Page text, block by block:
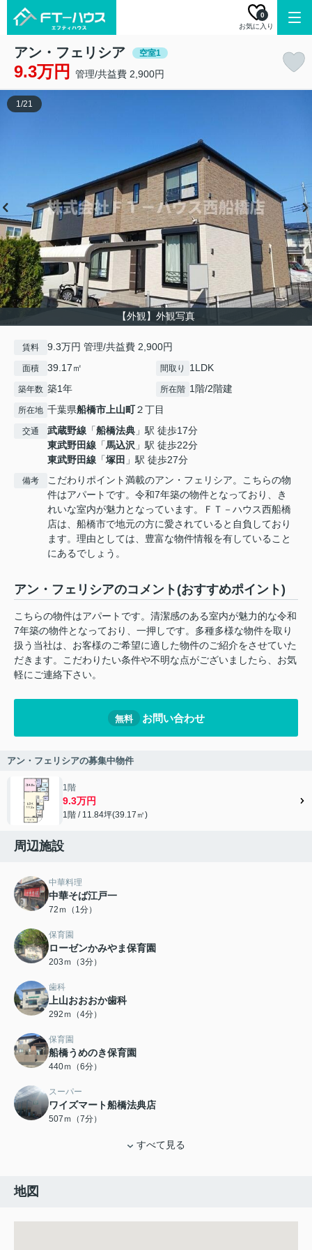
お気に入り
0
アン・フェリシア 空室1
9.3万円 管理/共益費 2,900円
【外観】外観写真
1/21
賃料 9.3万円 管理/共益費 2,900円
面積 39.17㎡ 間取り 1LDK
築年数 築1年 所在階 1階/2階建
所在地 千葉県船橋市上山町２丁目
交通 武蔵野線 「船橋法典 」駅 徒歩17分
東武野田線 「馬込沢 」駅 徒歩22分
東武野田線 「塚田 」駅 徒歩27分
備考
こだわりポイント満載のアン・フェリシア。こちらの物
件はアパートです。令和7年築の物件となっており、き
れいな室内が魅力となっています。ＦＴ－ハウス西船橋
店は、船橋市で地元の方に愛されていると自負しており
ます。理由としては、豊富な物件情報を有していること
にあるでしょう。
アン・フェリシアのコメント(おすすめポイント)
こちらの物件はアパートです。清潔感のある室内が魅力的な令和
7年築の物件となっており、一押しです。多種多様な物件を取り
扱う当社は、お客様のご希望に適した物件のご紹介をさせていた
だきます。こだわりたい条件や不明な点がございましたら、お気
軽にご連絡下さい。
無料 お問い合わせ
アン・フェリシアの募集中物件
1階
9.3万円
1階 / 11.84坪(39.17㎡)
周辺施設
中華料理
中華そば江戸一
72ｍ（1分）
保育園
ローゼンかみやま保育園
203ｍ（3分）
歯科
上山おおおか歯科
292ｍ（4分）
保育園
船橋うめのき保育園
440ｍ（6分）
スーパー
ワイズマート船橋法典店
507ｍ（7分）
すべて見る
地図